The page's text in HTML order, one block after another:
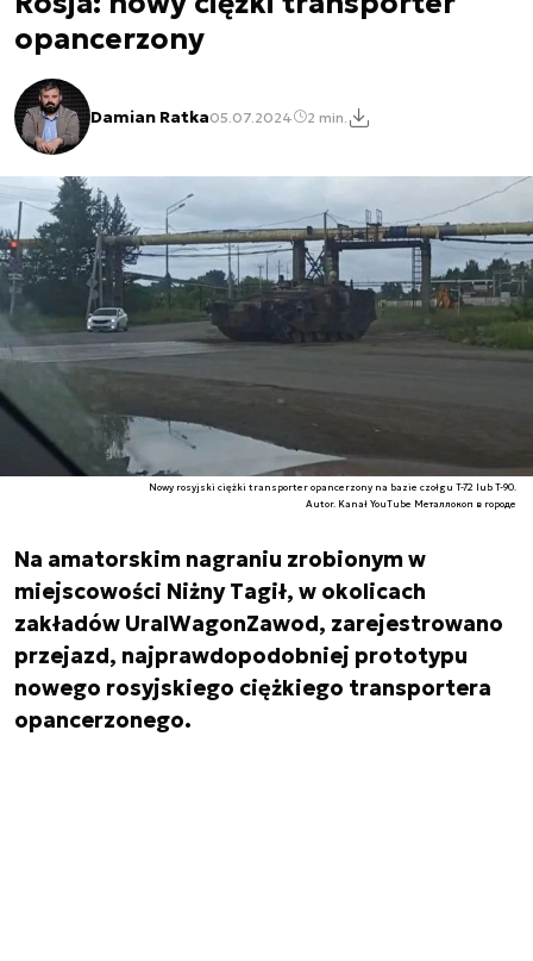
opancerzony
Damian Ratka05.07.2024 2 min.
Nowy rosyjski ciężki transporter opancerzony na bazie czołgu T-72 lub T-90.
Autor. Kanał YouTube Металлокоп в городе
Na amatorskim nagraniu zrobionym w
miejscowości Niżny Tagił, w okolicach
zakładów UralWagonZawod, zarejestrowano
przejazd, najprawdopodobniej prototypu
nowego rosyjskiego ciężkiego transportera
opancerzonego.